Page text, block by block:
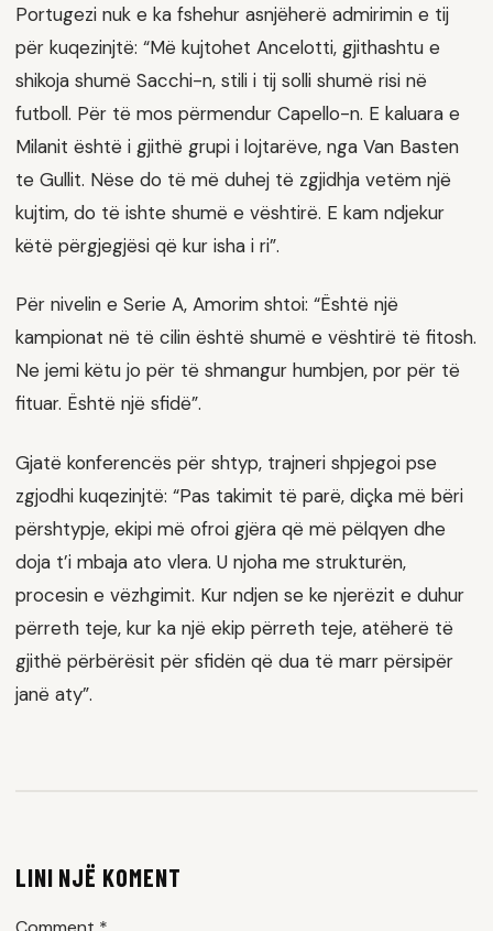
Portugezi nuk e ka fshehur asnjëherë admirimin e tij
për kuqezinjtë: “Më kujtohet Ancelotti, gjithashtu e
shikoja shumë Sacchi-n, stili i tij solli shumë risi në
futboll. Për të mos përmendur Capello-n. E kaluara e
Milanit është i gjithë grupi i lojtarëve, nga Van Basten
te Gullit. Nëse do të më duhej të zgjidhja vetëm një
kujtim, do të ishte shumë e vështirë. E kam ndjekur
këtë përgjegjësi që kur isha i ri”.
Për nivelin e Serie A, Amorim shtoi: “Është një
kampionat në të cilin është shumë e vështirë të fitosh.
Ne jemi këtu jo për të shmangur humbjen, por për të
fituar. Është një sfidë”.
Gjatë konferencës për shtyp, trajneri shpjegoi pse
zgjodhi kuqezinjtë: “Pas takimit të parë, diçka më bëri
përshtypje, ekipi më ofroi gjëra që më pëlqyen dhe
doja t’i mbaja ato vlera. U njoha me strukturën,
procesin e vëzhgimit. Kur ndjen se ke njerëzit e duhur
përreth teje, kur ka një ekip përreth teje, atëherë të
gjithë përbërësit për sfidën që dua të marr përsipër
janë aty”.
LINI NJË KOMENT